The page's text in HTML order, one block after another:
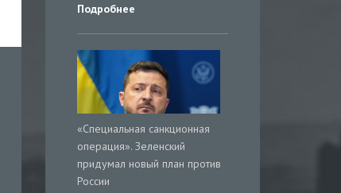
Подробнее
«Специальная санкционная
операция». Зеленский
придумал новый план против
России